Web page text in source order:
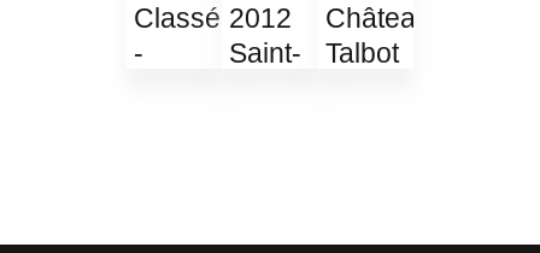
Classé
-
2012
Saint-
Château
Talbot